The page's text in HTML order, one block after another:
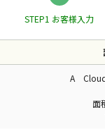
STEP1 お客様入力
A
面